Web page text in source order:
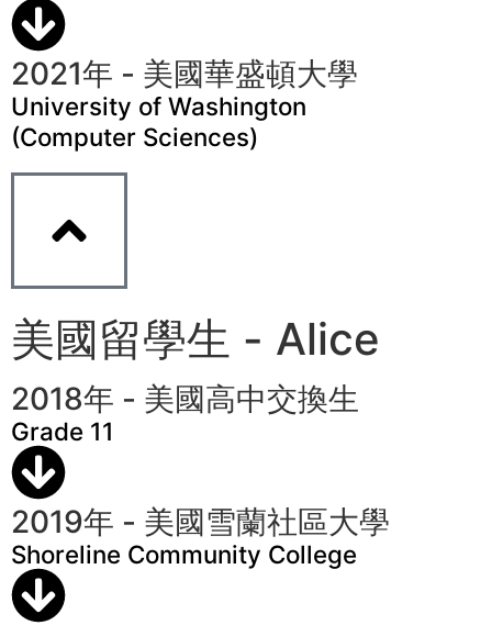
2021年 - 美國華盛頓大學
University of Washington
(Computer Sciences)
美國留學生 - Alice
2018年 - 美國高中交換生
Grade 11
2019年 - 美國雪蘭社區大學
Shoreline Community College